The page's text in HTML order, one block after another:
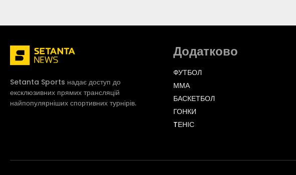
Setanta Sports надає доступ до
ексклюзивних прямих трансляцій
найпопулярніших спортивних турнірів.
Додатково
ФУТБОЛ
ММА
БАСКЕТБОЛ
ГОНКИ
TЕНІС